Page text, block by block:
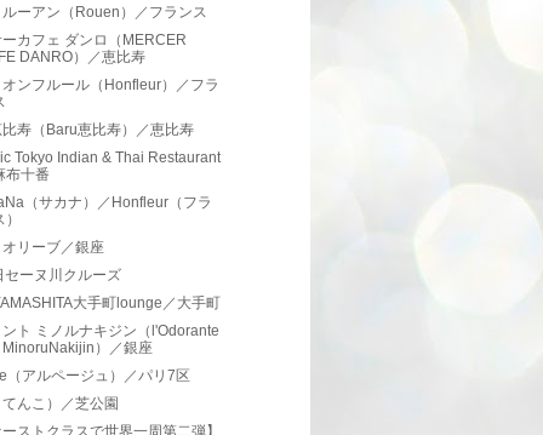
ーアン（Rouen）／フランス
カフェ ダンロ（MERCER
DANRO）／恵比寿
ンフルール（Honfleur）／フラ
寿（Baru恵比寿）／恵比寿
Tokyo Indian & Thai Restaurant
布十番
（サカナ）／Honfleur（フラ
リーブ／銀座
セーヌ川クルーズ
大手町lounge／大手町
ト ミノルナキジン（l'Odorante
）／銀座
（アルページュ）／パリ7区
んこ）／芝公園